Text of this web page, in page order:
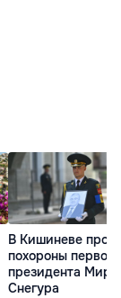
В Кишиневе
похороны первого
президента
Снегура